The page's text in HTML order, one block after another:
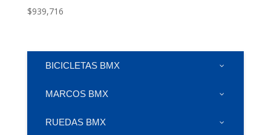
$939,716
BICICLETAS BMX
MARCOS BMX
RUEDAS BMX